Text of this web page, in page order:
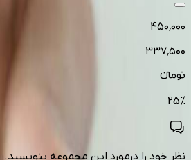
۴۵۰٬۰۰۰
۳۳۷٬۵۰۰
تومانءء
25%
نظر خود را درمورد این مجموعه بنویسید.